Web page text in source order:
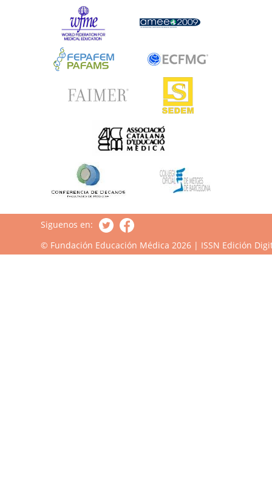
Siguenos en:
© Fundación Educación Médica 2026 | ISSN Edición